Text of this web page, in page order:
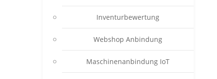
Inventurbewertung
Webshop Anbindung
Maschinenanbindung IoT